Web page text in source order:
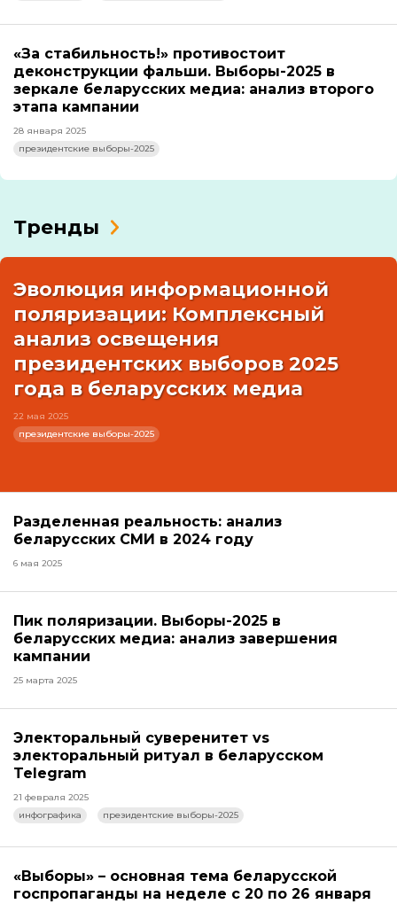
«За стабильность!» противостоит
деконструкции фальши. Выборы-2025 в
зеркале беларусских медиа: анализ второго
этапа кампании
28 января 2025
президентские выборы-2025
Тренды
Эволюция информационной
поляризации: Комплексный
анализ освещения
президентских выборов 2025
года в беларусских медиа
22 мая 2025
президентские выборы-2025
Разделенная реальность: анализ
беларусских СМИ в 2024 году
6 мая 2025
Пик поляризации. Выборы-2025 в
беларусских медиа: анализ завершения
кампании
25 марта 2025
Электоральный суверенитет vs
электоральный ритуал в беларусском
Telegram
21 февраля 2025
инфографика
президентские выборы-2025
«Выборы» – основная тема беларусской
госпропаганды на неделе с 20 по 26 января